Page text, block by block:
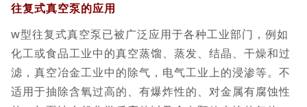
往复式真空泵的应用
w型往复式真空泵已被广泛应用于各种工业部门，例如
化工或食品工业中的真空蒸馏、蒸发、结晶、干燥和过
滤，真空冶金工业中的除气，电气工业上的浸渗等。不
适用于抽除含氧过高的、有爆炸性的、对金属有腐蚀性